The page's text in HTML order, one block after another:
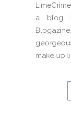
a blog I
make up